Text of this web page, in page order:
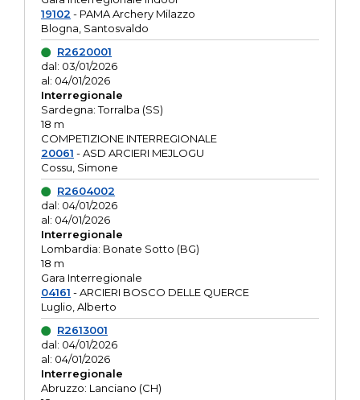
19102 - PAMA Archery Milazzo
Blogna, Santosvaldo
R2620001
dal: 03/01/2026
al: 04/01/2026
Interregionale
Sardegna: Torralba (SS)
18 m
COMPETIZIONE INTERREGIONALE
20061 - ASD ARCIERI MEJLOGU
Cossu, Simone
R2604002
dal: 04/01/2026
al: 04/01/2026
Interregionale
Lombardia: Bonate Sotto (BG)
18 m
Gara Interregionale
04161 - ARCIERI BOSCO DELLE QUERCE
Luglio, Alberto
R2613001
dal: 04/01/2026
al: 04/01/2026
Interregionale
Abruzzo: Lanciano (CH)